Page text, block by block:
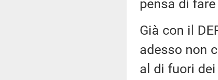
pensa di
Già con il
adesso non
al di fuori